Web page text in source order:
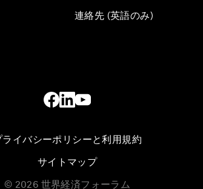
連絡先 (英語のみ)
ライバシーポリシーと利用規約
サイトマップ
© 2026 世界経済フォーラム